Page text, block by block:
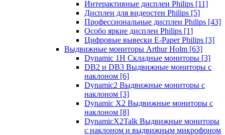
Интерактивные дисплеи Philips [11]
Дисплеи для видеостен Philips [5]
Профессиональные дисплеи Philips [43]
Особо яркие дисплеи Philips [1]
Цифровые вывески E-Paper Philips [3]
Выдвижные мониторы Arthur Holm [63]
Dynamic 1Н Складные мониторы [3]
DB2 и DB3 Выдвижные мониторы с
наклоном [6]
Dynamic2 Выдвижные мониторы с
наклоном [3]
Dynamic X2 Выдвижные мониторы с
наклоном [8]
DynamicX2Talk Выдвижные мониторы
с наклоном и выдвижным микрофоном